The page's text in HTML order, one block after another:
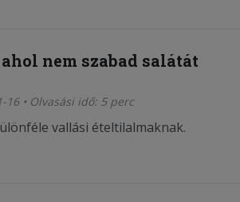
nem szabad salátát
16 • Olvasási idő: 5 perc
vallási ételtilalmaknak.